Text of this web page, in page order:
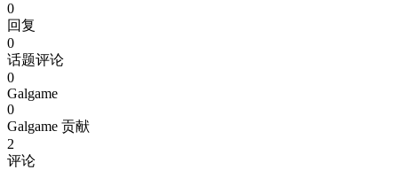
0
回复
0
话题评论
0
Galgame
0
Galgame 贡献
2
评论